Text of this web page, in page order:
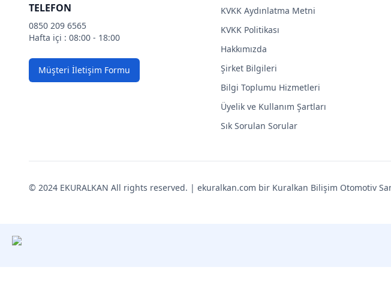
TELEFON
0850 209 6565
Hafta içi : 08:00 - 18:00
Müşteri İletişim Formu
KVKK Aydınlatma Metni
KVKK Politikası
Hakkımızda
Şirket Bilgileri
Bilgi Toplumu Hizmetleri
Üyelik ve Kullanım Şartları
Sık Sorulan Sorular
© 2024 EKURALKAN All rights reserved. | ekuralkan.com bir Kuralkan Bilişim Otomotiv San.